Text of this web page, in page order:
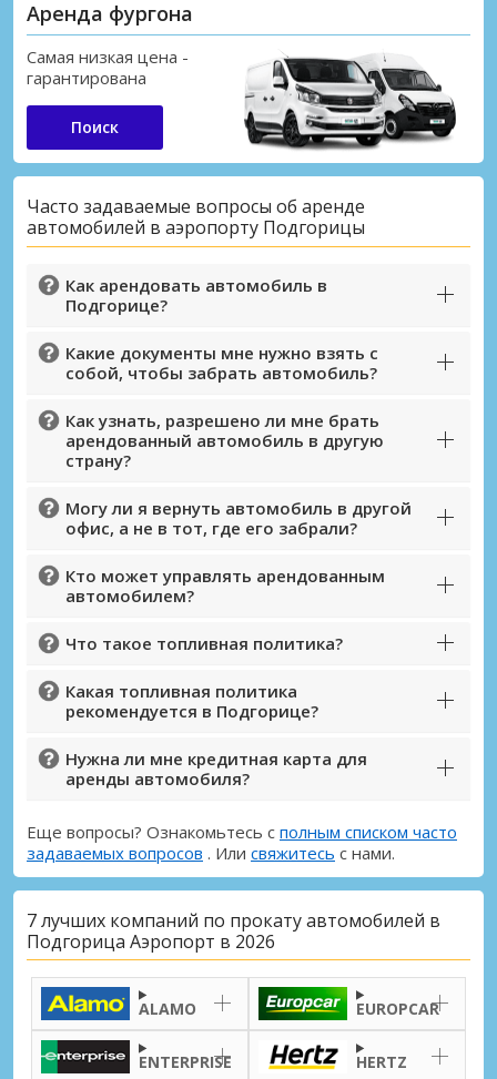
Аренда фургона
Самая низкая цена -
гарантирована
Поиск
Часто задаваемые вопросы об аренде
автомобилей в аэропорту Подгорицы
Как арендовать автомобиль в
Подгорице?
Какие документы мне нужно взять с
собой, чтобы забрать автомобиль?
Как узнать, разрешено ли мне брать
арендованный автомобиль в другую
страну?
Могу ли я вернуть автомобиль в другой
офис, а не в тот, где его забрали?
Кто может управлять арендованным
автомобилем?
Что такое топливная политика?
Какая топливная политика
рекомендуется в Подгорице?
Нужна ли мне кредитная карта для
аренды автомобиля?
Еще вопросы? Ознакомьтесь с полным списком часто
задаваемых вопросов . Или свяжитесь с нами.
7 лучших компаний по прокату автомобилей в
Подгорица Аэропорт в 2026
ALAMO EUROPCAR
ENTERPRISE HERTZ